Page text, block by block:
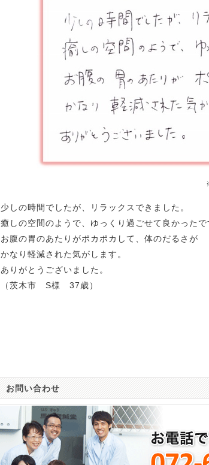
少しの時間でしたが、リラックスできました。
癒しの空間のようで、ゆっくり過ごせて良かったで
お腹の胃のあたりがポカポカして、体のだるさが
かなり軽減された気がします。
ありがとうございました。
（茨木市 S様 37歳）
お問い合わせ